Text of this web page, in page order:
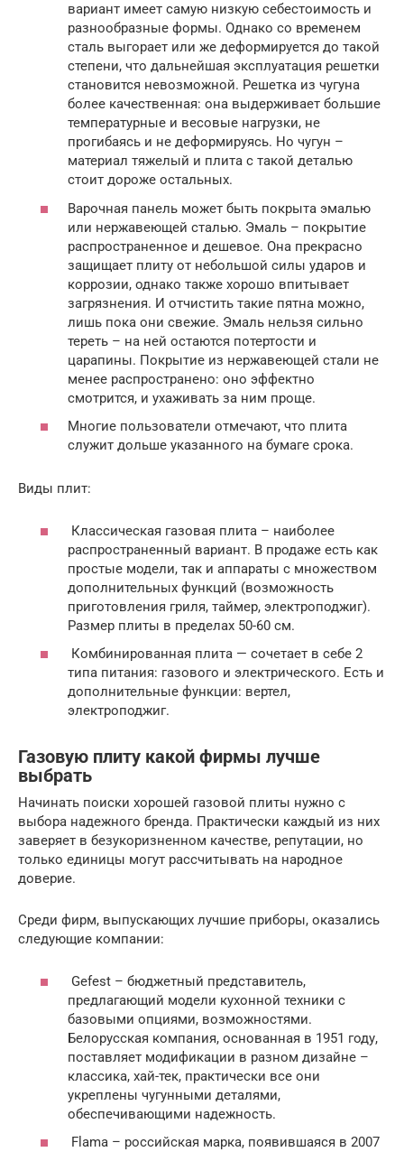
вариант имеет самую низкую себестоимость и
разнообразные формы. Однако со временем
сталь выгорает или же деформируется до такой
степени, что дальнейшая эксплуатация решетки
становится невозможной. Решетка из чугуна
более качественная: она выдерживает большие
температурные и весовые нагрузки, не
прогибаясь и не деформируясь. Но чугун –
материал тяжелый и плита с такой деталью
стоит дороже остальных.
Варочная панель может быть покрыта эмалью
или нержавеющей сталью. Эмаль – покрытие
распространенное и дешевое. Она прекрасно
защищает плиту от небольшой силы ударов и
коррозии, однако также хорошо впитывает
загрязнения. И отчистить такие пятна можно,
лишь пока они свежие. Эмаль нельзя сильно
тереть – на ней остаются потертости и
царапины. Покрытие из нержавеющей стали не
менее распространено: оно эффектно
смотрится, и ухаживать за ним проще.
Многие пользователи отмечают, что плита
служит дольше указанного на бумаге срока.
Виды плит:
Классическая газовая плита – наиболее
распространенный вариант. В продаже есть как
простые модели, так и аппараты с множеством
дополнительных функций (возможность
приготовления гриля, таймер, электроподжиг).
Размер плиты в пределах 50-60 см.
Комбинированная плита — сочетает в себе 2
типа питания: газового и электрического. Есть и
дополнительные функции: вертел,
электроподжиг.
Газовую плиту какой фирмы лучше
выбрать
Начинать поиски хорошей газовой плиты нужно с
выбора надежного бренда. Практически каждый из них
заверяет в безукоризненном качестве, репутации, но
только единицы могут рассчитывать на народное
доверие.
Среди фирм, выпускающих лучшие приборы, оказались
следующие компании:
Gefest – бюджетный представитель,
предлагающий модели кухонной техники с
базовыми опциями, возможностями.
Белорусская компания, основанная в 1951 году,
поставляет модификации в разном дизайне –
классика, хай-тек, практически все они
укреплены чугунными деталями,
обеспечивающими надежность.
Flama – российская марка, появившаяся в 2007